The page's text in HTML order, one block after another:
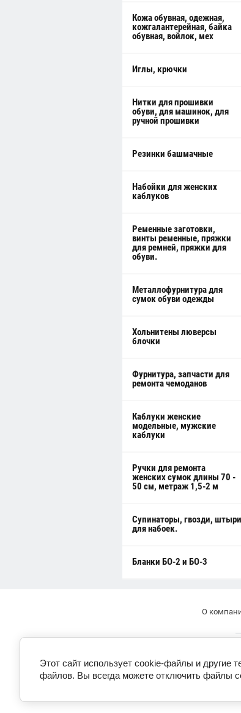
Кожа обувная, одежная,
кожгалантерейная, байка
обувная, войлок, мех
Иглы, крючки
Нитки для прошивки
обуви, для машинок, для
ручной прошивки
Резинки башмачные
Набойки для женских
каблуков
Ременные заготовки,
винты ременные, пряжки
для ремней, пряжки для
обуви.
Металлофурнитура для
сумок обуви одежды
Хольнитены люверсы
блочки
Фурнитура, запчасти для
ремонта чемоданов
Каблуки женские
модельные, мужские
каблуки
Ручки для ремонта
женских сумок длины 70 -
50 см, метраж 1,5-2 м
Супинаторы, гвозди, штыри
для набоек.
Бланки БО-2 и БО-3
О
Этот сайт использует cookie-файлы и другие
файлов. Вы всегда можете отключить файлы